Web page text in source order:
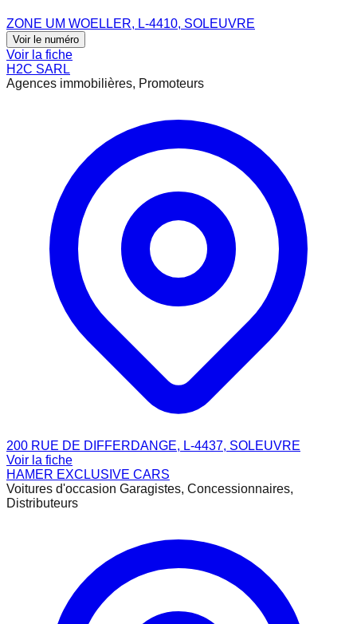
ZONE UM WOELLER, L-4410, SOLEUVRE
Voir le numéro
Voir la fiche
H2C SARL
Agences immobilières, Promoteurs
200 RUE DE DIFFERDANGE, L-4437, SOLEUVRE
Voir la fiche
HAMER EXCLUSIVE CARS
Voitures d'occasion Garagistes, Concessionnaires,
Distributeurs